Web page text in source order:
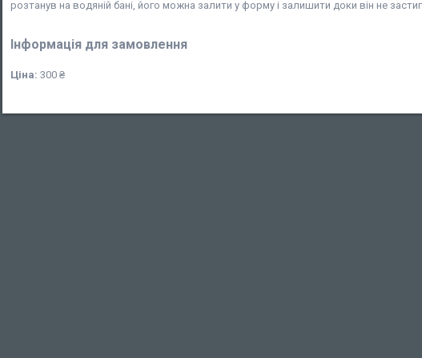
розтанув на водяній бані, його можна залити у форму і залишити доки він не
Інформація для замовлення
Ціна: 300 ₴